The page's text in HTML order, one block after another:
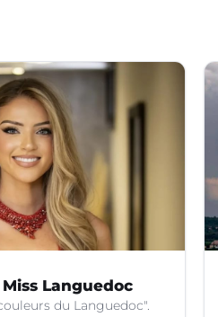
Languedoc
du Languedoc".